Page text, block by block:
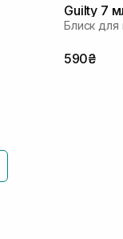
Guilty 7
Блиск для
590₴